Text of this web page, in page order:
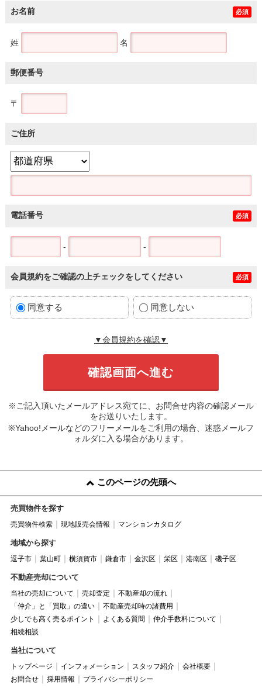
お名前 必須
姓 名
郵便番号
〒
ご住所
電話番号 必須
- -
会員規約をご確認の上チェックをしてください 必須
同意する 同意しない
▼会員規約を確認▼
※ご記入頂いたメールアドレス宛てに、お問合せ内容の確認メール
をお送りいたします。
※Yahoo!メールなどのフリーメールをご利用の場合、迷惑メールフ
ォルダに入る場合があります。
このページの先頭へ
売買物件を探す
売買物件検索 現地販売会情報 マンションカタログ
地域から探す
逗子市 葉山町 横須賀市 鎌倉市 金沢区 栄区 港南区 磯子区
不動産売却について
当社の売却について 売却査定
不動産却の流れ
「仲介」と「買取」の違い
不動産売却時の諸費用
少しでも高く売るポイント
よくある質問
仲介手数料について
相続相談
当社について
トップページ インフォメーション スタッフ紹介
会社概要
お問合せ
採用情報 プライバシーポリシー